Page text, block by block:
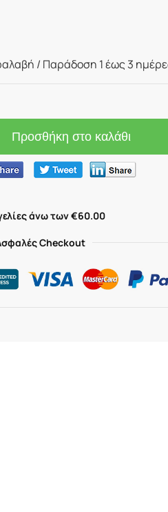
/ Παράδoση 1 έως 3
Προσθήκη στο καλάθι
άνω των €60.00
Checkout